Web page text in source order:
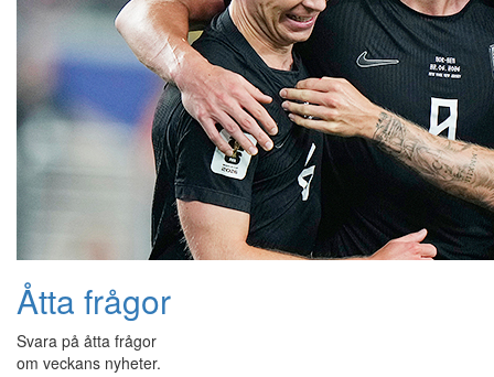
Åtta frågor
Svara på åtta frågor
om veckans nyheter.